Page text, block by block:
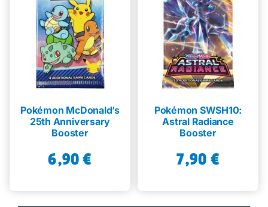
Pokémon McDonald’s
25th Anniversary
Booster
6,90€
Pokémon SWSH10:
Astral Radiance
Booster
7,90 €